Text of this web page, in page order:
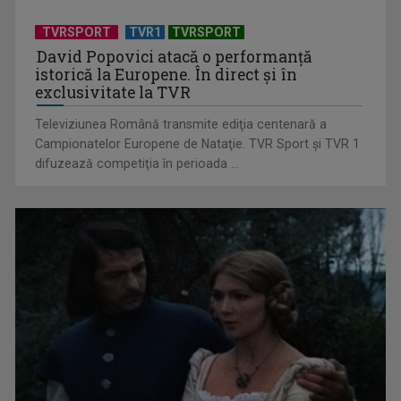
Antonio Pican și Wrs completează lineup-ul finalei Selecției
TVRSPORT TVR1 TVRSPORT
David Popovici atacă o performanţă
istorică la Europene. În direct şi în
exclusivitate la TVR
Televiziunea Română transmite ediţia centenară a
Campionatelor Europene de Nataţie. TVR Sport şi TVR 1
difuzează competiţia în perioada ...